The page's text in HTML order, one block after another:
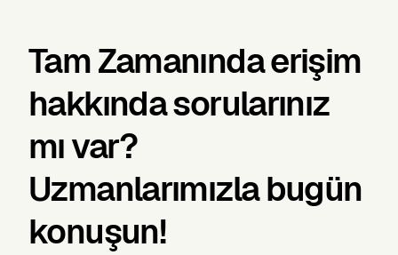
Tam Zamanında erişim
hakkında sorularınız
mı var?
Uzmanlarımızla bugün
konuşun!